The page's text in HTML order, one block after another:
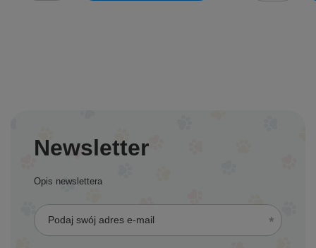
Newsletter
Opis newslettera
Podaj swój adres e-mail